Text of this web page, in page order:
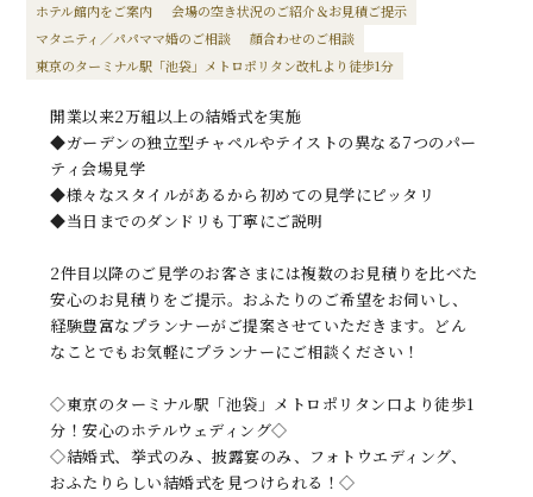
ホテル館内をご案内
会場の空き状況のご紹介＆お見積ご提示
マタニティ／パパママ婚のご相談
顔合わせのご相談
東京のターミナル駅「池袋」メトロポリタン改札より徒歩1分
開業以来2万組以上の結婚式を実施
◆ガーデンの独立型チャペルやテイストの異なる7つのパー
ティ会場見学
◆様々なスタイルがあるから初めての見学にピッタリ
◆当日までのダンドリも丁寧にご説明
2件目以降のご見学のお客さまには複数のお見積りを比べた
安心のお見積りをご提示。おふたりのご希望をお伺いし、
経験豊富なプランナーがご提案させていただきます。どん
なことでもお気軽にプランナーにご相談ください！
◇東京のターミナル駅「池袋」メトロポリタン口より徒歩1
分！安心のホテルウェディング◇
◇結婚式、挙式のみ、披露宴のみ、フォトウエディング、
おふたりらしい結婚式を見つけられる！◇